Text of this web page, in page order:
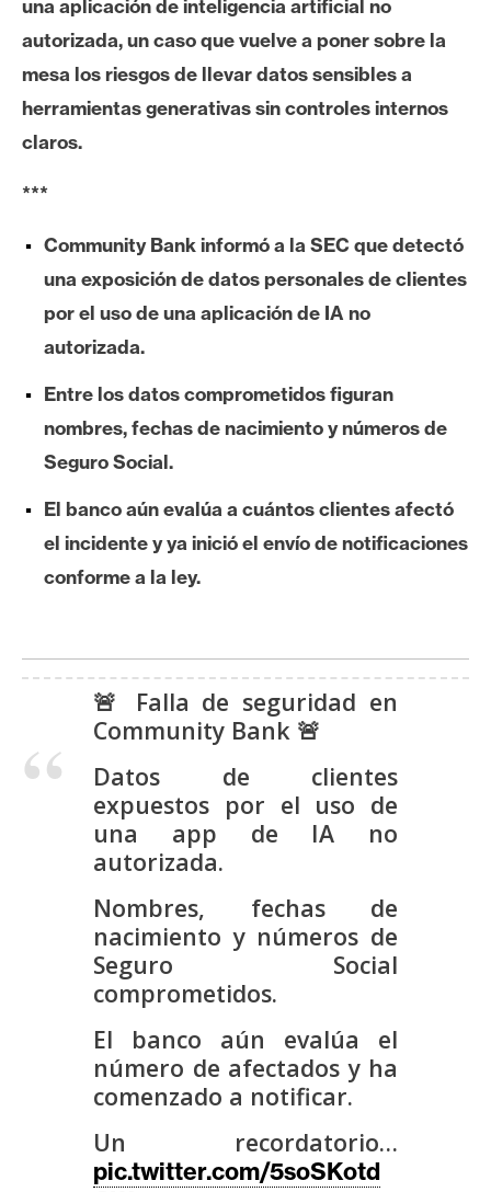
E
e
A
A
n
á
l
i
s
N
una aplicación de inteligencia artificial no
autorizada, un caso que vuelve a poner sobre la
mesa los riesgos de llevar datos sensibles a
herramientas generativas sin controles internos
claros.
***
Community Bank informó a la SEC que detectó
una exposición de datos personales de clientes
por el uso de una aplicación de IA no
autorizada.
Entre los datos comprometidos figuran
nombres, fechas de nacimiento y números de
Seguro Social.
El banco aún evalúa a cuántos clientes afectó
el incidente y ya inició el envío de notificaciones
conforme a la ley.
🚨 Falla de seguridad en
Community Bank 🚨
Datos de clientes
expuestos por el uso de
una app de IA no
autorizada.
Nombres, fechas de
nacimiento y números de
Seguro Social
comprometidos.
El banco aún evalúa el
número de afectados y ha
comenzado a notificar.
Un recordatorio…
pic.twitter.com/5soSKotd